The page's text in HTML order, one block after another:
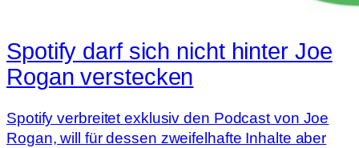
Spotify darf sich nicht hinter Joe
Rogan verstecken
Spotify verbreitet exklusiv den Podcast von Joe
Rogan, will für dessen zweifelhafte Inhalte aber